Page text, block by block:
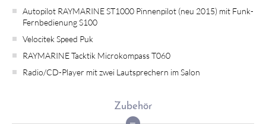
Autopilot RAYMARINE ST1000 Pinnenpilot (neu 2015) mit Funk-
Fernbedienung S100
Velocitek Speed Puk
RAYMARINE Tacktik Microkompass T060
Radio/CD-Player mit zwei Lautsprechern im Salon
Zubehör